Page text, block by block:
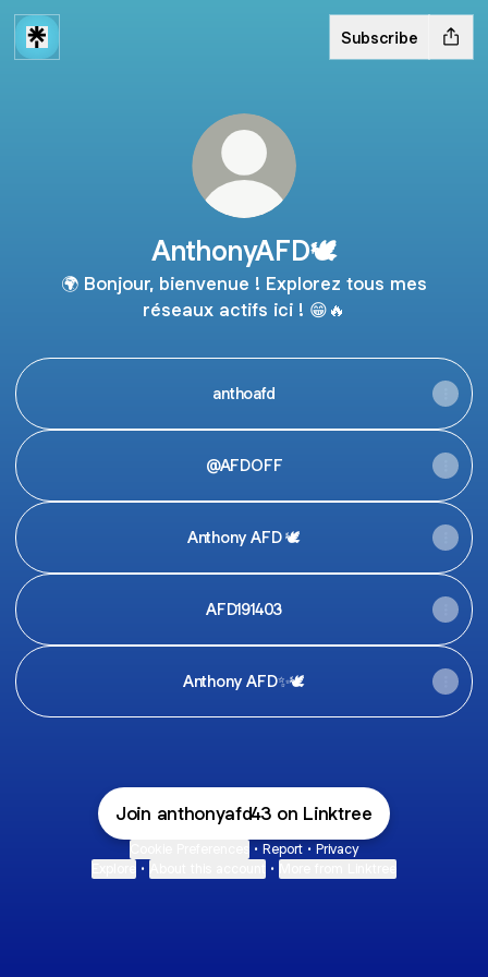
Subscribe
AnthonyAFD🕊️
🌍 Bonjour, bienvenue ! Explorez tous mes
réseaux actifs ici ! 😁🔥
anthoafd
@AFDOFF
Anthony AFD 🕊️
AFD191403
Anthony AFD✨🕊️
Join anthonyafd43 on Linktree
• Report • Privacy
• •